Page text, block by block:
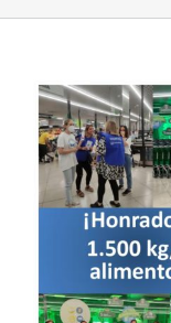
Ver
imagen
más
grande